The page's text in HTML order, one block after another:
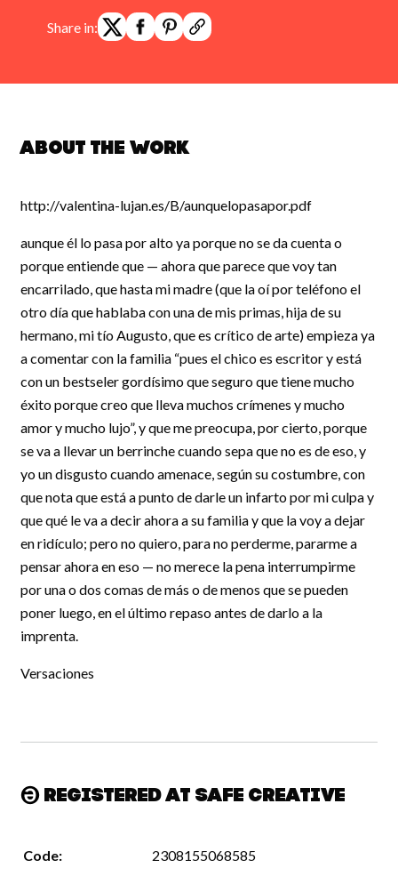
Share in:
About the work
http://valentina-lujan.es/B/aunquelopasapor.pdf
aunque él lo pasa por alto ya porque no se da cuenta o
porque entiende que — ahora que parece que voy tan
encarrilado, que hasta mi madre (que la oí por teléfono el
otro día que hablaba con una de mis primas, hija de su
hermano, mi tío Augusto, que es crítico de arte) empieza ya
a comentar con la familia “pues el chico es escritor y está
con un bestseler gordísimo que seguro que tiene mucho
éxito porque creo que lleva muchos crímenes y mucho
amor y mucho lujo”, y que me preocupa, por cierto, porque
se va a llevar un berrinche cuando sepa que no es de eso, y
yo un disgusto cuando amenace, según su costumbre, con
que nota que está a punto de darle un infarto por mi culpa y
que qué le va a decir ahora a su familia y que la voy a dejar
en ridículo; pero no quiero, para no perderme, pararme a
pensar ahora en eso — no merece la pena interrumpirme
por una o dos comas de más o de menos que se pueden
poner luego, en el último repaso antes de darlo a la
imprenta.
Versaciones
Registered at Safe Creative
Code:
2308155068585